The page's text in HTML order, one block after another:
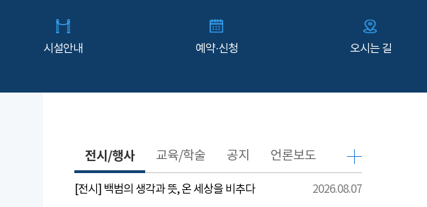
시설안내 예약·신청 오시는 길
전시/행사
[전시] 백범의 생각과 뜻, 온 세상을 비추다
2026.08.07
교육/학술 공지 언론보도